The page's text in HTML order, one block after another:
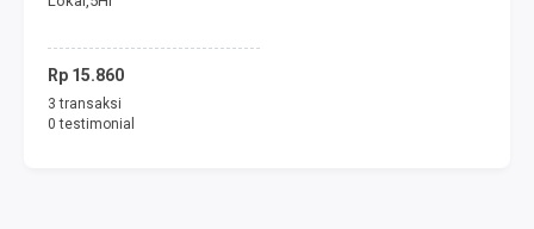
SALDO GRAB
Rp 15.860
3 transaksi
0 testimonial